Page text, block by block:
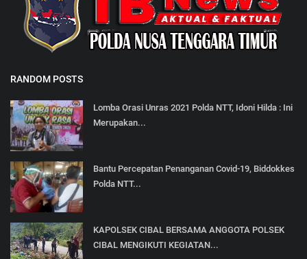
RANDOM POSTS
Lomba Orasi Unras 2021 Polda NTT, Idoni Hilda : Ini
Merupakan...
Bantu Percepatan Penanganan Covid-19, Biddokkes
Polda NTT...
KAPOLSEK CIBAL BERSAMA ANGGOTA POLSEK
CIBAL MENGIKUTI KEGIATAN...